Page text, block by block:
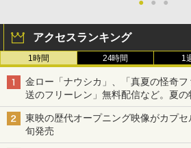
アクセスランキング
1時間 24時間 1
金ロー「ナウシカ」、「真夏の怪奇
送のフリーレン」無料配信など。夏の
東映の歴代オープニング映像がカプ
旬発売